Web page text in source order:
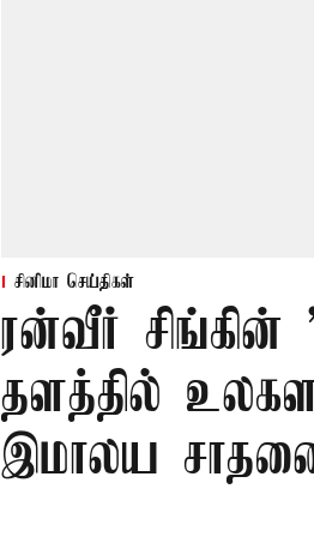
சினிமா செய்திகள்
ரன்வீர் சிங்கின்
தளத்தில்
இமாலய